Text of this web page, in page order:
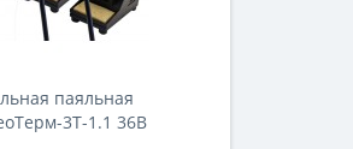
паяльная
3Т-1.1 36В